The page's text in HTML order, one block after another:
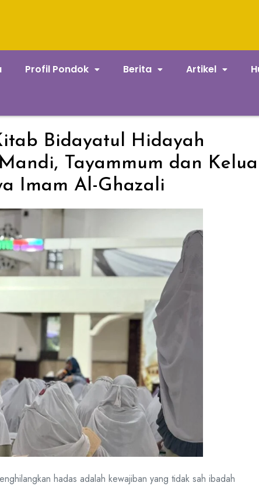
Profil Pondok Berita Artikel
Bidayatul Hidayah
Tayammum dan
Imam Al-Ghazali
hadas adalah kewajiban yang tidak sah ibadah